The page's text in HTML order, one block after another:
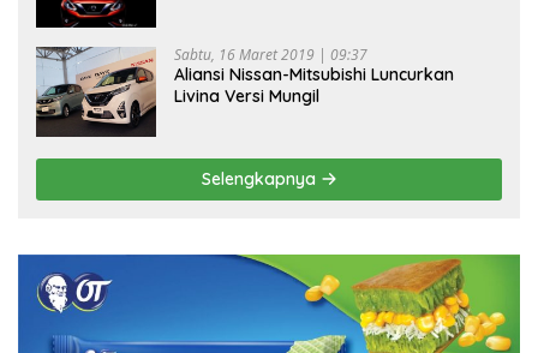
Sabtu, 16 Maret 2019 | 09:37
Aliansi Nissan-Mitsubishi Luncurkan
Livina Versi Mungil
Selengkapnya